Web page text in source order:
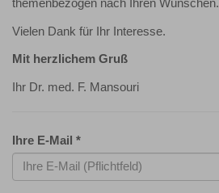
themenbezogen nach Ihren Wünschen.
Vielen Dank für Ihr Interesse.
Mit herzlichem Gruß
Ihr Dr. med. F. Mansouri
Ihre E-Mail *